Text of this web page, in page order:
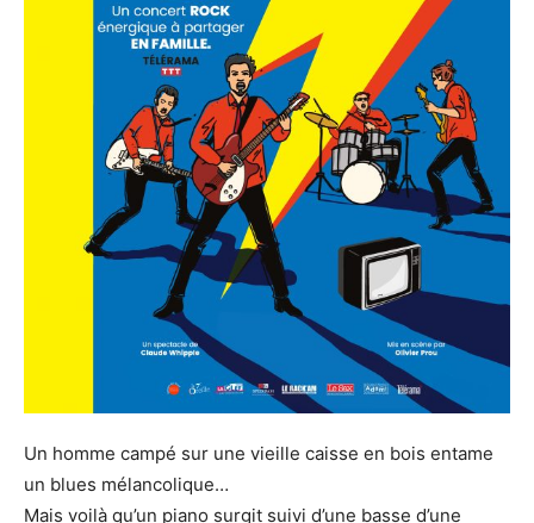
Un homme campé sur une vieille caisse en bois entame
un blues mélancolique…
Mais voilà qu’un piano surgit suivi d’une basse d’une